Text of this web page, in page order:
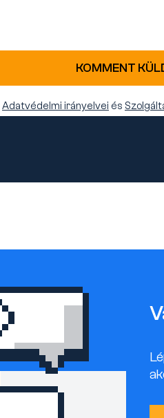
KOMMENT
Adatvédelmi irányelvei és